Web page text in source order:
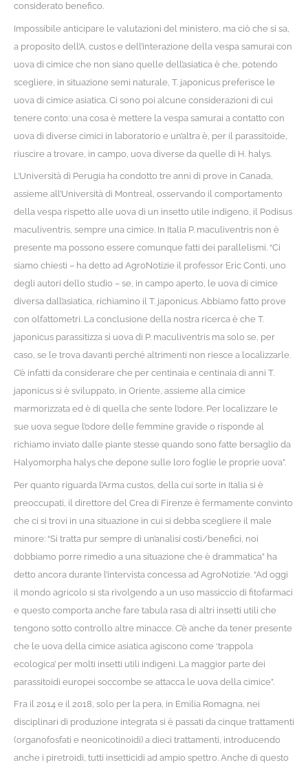
considerato benefico.
Impossibile anticipare le valutazioni del ministero, ma ciò che si sa,
a proposito dell’A. custos e dell’interazione della vespa samurai con
uova di cimice che non siano quelle dell’asiatica è che, potendo
scegliere, in situazione semi naturale, T. japonicus preferisce le
uova di cimice asiatica. Ci sono poi alcune considerazioni di cui
tenere conto: una cosa è mettere la vespa samurai a contatto con
uova di diverse cimici in laboratorio e un’altra è, per il parassitoide,
riuscire a trovare, in campo, uova diverse da quelle di H. halys.
L’Università di Perugia ha condotto tre anni di prove in Canada,
assieme all’Università di Montreal, osservando il comportamento
della vespa rispetto alle uova di un insetto utile indigeno, il Podisus
maculiventris, sempre una cimice. In Italia P. maculiventris non è
presente ma possono essere comunque fatti dei parallelismi. “Ci
siamo chiesti – ha detto ad AgroNotizie il professor Eric Conti, uno
degli autori dello studio – se, in campo aperto, le uova di cimice
diversa dall’asiatica, richiamino il T. japonicus. Abbiamo fatto prove
con olfattometri. La conclusione della nostra ricerca è che T.
japonicus parassitizza sì uova di P. maculiventris ma solo se, per
caso, se le trova davanti perché altrimenti non riesce a localizzarle.
C’è infatti da considerare che per centinaia e centinaia di anni T.
japonicus si è sviluppato, in Oriente, assieme alla cimice
marmorizzata ed è di quella che sente l’odore. Per localizzare le
sue uova segue l’odore delle femmine gravide o risponde al
richiamo inviato dalle piante stesse quando sono fatte bersaglio da
Halyomorpha halys che depone sulle loro foglie le proprie uova”.
Per quanto riguarda l’Arma custos, della cui sorte in Italia si è
preoccupati, il direttore del Crea di Firenze è fermamente convinto
che ci si trovi in una situazione in cui si debba scegliere il male
minore: “Si tratta pur sempre di un’analisi costi/benefici, noi
dobbiamo porre rimedio a una situazione che è drammatica” ha
detto ancora durante l’intervista concessa ad AgroNotizie. “Ad oggi
il mondo agricolo si sta rivolgendo a un uso massiccio di fitofarmaci
e questo comporta anche fare tabula rasa di altri insetti utili che
tengono sotto controllo altre minacce. C’è anche da tener presente
che le uova della cimice asiatica agiscono come ‘trappola
ecologica’ per molti insetti utili indigeni. La maggior parte dei
parassitoidi europei soccombe se attacca le uova della cimice”.
Fra il 2014 e il 2018, solo per la pera, in Emilia Romagna, nei
disciplinari di produzione integrata si è passati da cinque trattamenti
(organofosfati e neonicotinoidi) a dieci trattamenti, introducendo
anche i piretroidi, tutti insetticidi ad ampio spettro. Anche di questo